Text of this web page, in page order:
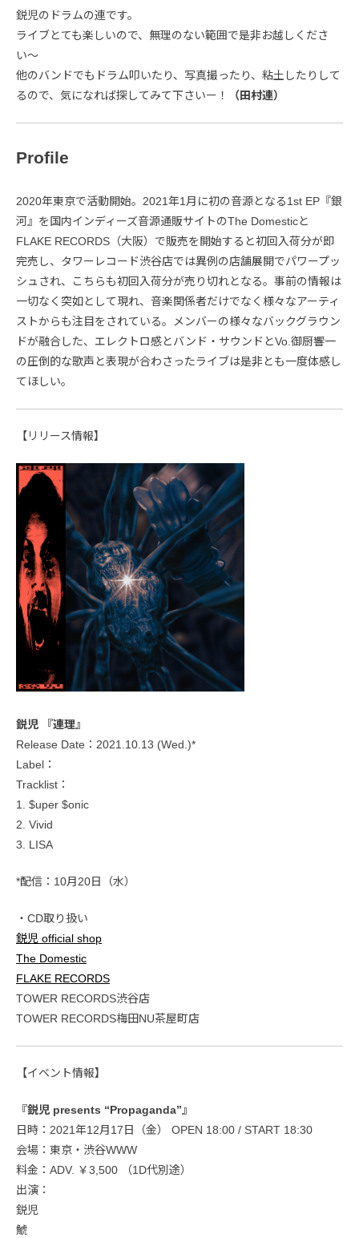
鋭児のドラムの連です。
ライブとても楽しいので、無理のない範囲で是非お越しくださ
い〜
他のバンドでもドラム叩いたり、写真撮ったり、粘土したりして
るので、気になれば探してみて下さいー！
（田村連）
Profile
2020年東京で活動開始。2021年1月に初の音源となる1st EP『銀
河』を国内インディーズ音源通販サイトのThe Domesticと
FLAKE RECORDS（大阪）で販売を開始すると初回入荷分が即
完売し、タワーレコード渋谷店では異例の店舗展開でパワープッ
シュされ、こちらも初回入荷分が売り切れとなる。事前の情報は
一切なく突如として現れ、音楽関係者だけでなく様々なアーティ
ストからも注目をされている。メンバーの様々なバックグラウン
ドが融合した、エレクトロ感とバンド・サウンドとVo.御厨響一
の圧倒的な歌声と表現が合わさったライブは是非とも一度体感し
てほしい。
【リリース情報】
鋭児 『連理』
Release Date：2021.10.13 (Wed.)*
Label：
Tracklist：
1. $uper $onic
2. Vivid
3. LISA
*配信：10月20日（水）
・CD取り扱い
鋭児 official shop
The Domestic
FLAKE RECORDS
TOWER RECORDS渋谷店
TOWER RECORDS梅田NU茶屋町店
【イベント情報】
『鋭児 presents “Propaganda”』
日時：2021年12月17日（金） OPEN 18:00 / START 18:30
会場：東京・渋谷WWW
料金：ADV. ￥3,500 （1D代別途）
出演：
鋭児
鯱